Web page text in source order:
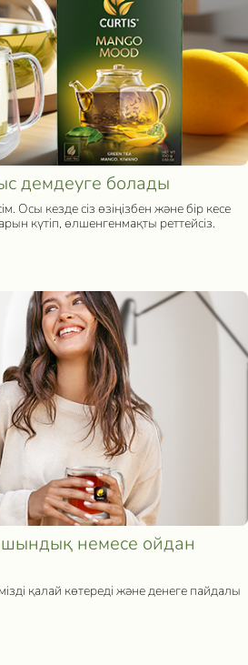
демдеуге болады
Осы кезде сіз өзіңізбен және бір кесе
күтіп, өлшенгенмақты реттейсіз.
немесе ойдан
қалай көтереді және денеге пайдалы